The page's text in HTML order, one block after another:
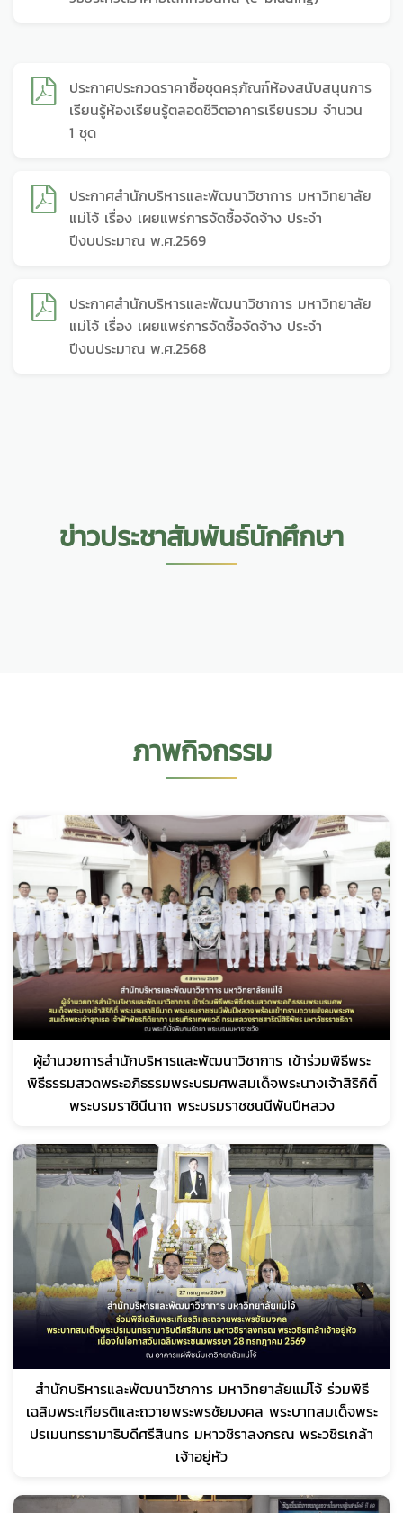
ประกาศประกวดราคาซื้อชุดครุภัณฑ์ห้องสนับสนุนการ
เรียนรู้ห้องเรียนรู้ตลอดชีวิตอาคารเรียนรวม จำนวน
1 ชุด
ประกาศสำนักบริหารและพัฒนาวิชาการ มหาวิทยาลัย
แม่โจ้ เรื่อง เผยแพร่การจัดซื้อจัดจ้าง ประจำ
ปีงบประมาณ พ.ศ.2569
ประกาศสำนักบริหารและพัฒนาวิชาการ มหาวิทยาลัย
แม่โจ้ เรื่อง เผยแพร่การจัดซื้อจัดจ้าง ประจำ
ปีงบประมาณ พ.ศ.2568
ข่าวประชาสัมพันธ์นักศึกษา
ภาพกิจกรรม
ผู้อำนวยการสำนักบริหารและพัฒนาวิชาการ เข้าร่วมพิธีพระ
พิธีธรรมสวดพระอภิธรรมพระบรมศพสมเด็จพระนางเจ้าสิริกิติ์
พระบรมราชินีนาถ พระบรมราชชนนีพันปีหลวง
สำนักบริหารและพัฒนาวิชาการ มหาวิทยาลัยแม่โจ้ ร่วมพิธี
เฉลิมพระเกียรติและถวายพระพรชัยมงคล พระบาทสมเด็จพระ
ปรเมนทรรามาธิบดีศรีสินทร มหาวชิราลงกรณ พระวชิรเกล้า
เจ้าอยู่หัว